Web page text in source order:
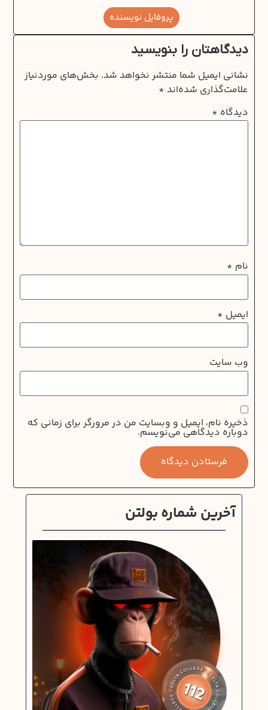
پروفایل نویسنده
دیدگاهتان را بنویسید
نشانی ایمیل شما منتشر نخواهد شد. بخش‌های موردنیاز
علامت‌گذاری شده‌اند *
دیدگاه *
نام *
ایمیل *
وب‌ سایت
ذخیره نام، ایمیل و وبسایت من در مرورگر برای زمانی که
دوباره دیدگاهی می‌نویسم.
آخرین شماره بولتن